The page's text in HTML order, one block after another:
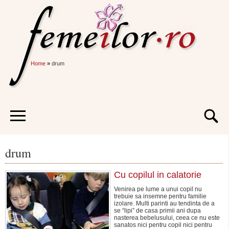
Home » drum
drum
Cu copilul in calatorie
Venirea pe lume a unui copil nu
trebuie sa insemne pentru familie
izolare. Multi parinti au tendinta de a
se “lipi” de casa primii ani dupa
nasterea bebelusului, ceea ce nu este
sanatos nici pentru copil nici pentru